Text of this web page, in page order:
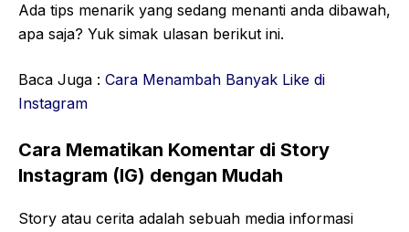
Ada tips menarik yang sedang menanti anda dibawah,
apa saja? Yuk simak ulasan berikut ini.
Baca Juga : Cara Menambah Banyak Like di
Instagram
Cara Mematikan Komentar di Story
Instagram (IG) dengan Mudah
Story atau cerita adalah sebuah media informasi